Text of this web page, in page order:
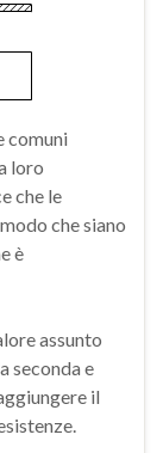
comuni
loro
che le
che siano
è
assunto
seconda e
il